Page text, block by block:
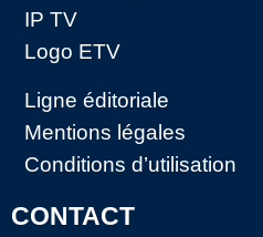
IP TV
Logo ETV
Ligne éditoriale
Mentions légales
Conditions d’utilisation
CONTACT